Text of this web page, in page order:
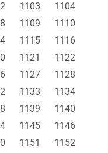
1103
1104
1109
1110
1115
1116
1121
1122
1127
1128
1133
1134
1139
1140
1145
1146
1151 1152